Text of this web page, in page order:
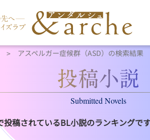
アスペルガー症候群（ASD）の検索結果
Submitted Novels
投稿されているBL小説のランキングです